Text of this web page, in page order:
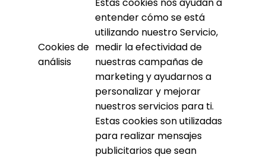
Cookies de
análisis
entender cómo se está
utilizando nuestro Servicio,
medir la efectividad de
nuestras campañas de
marketing y ayudarnos a
personalizar y mejorar
nuestros servicios para ti.
Estas cookies son utilizadas
para realizar mensajes
publicitarios que sean